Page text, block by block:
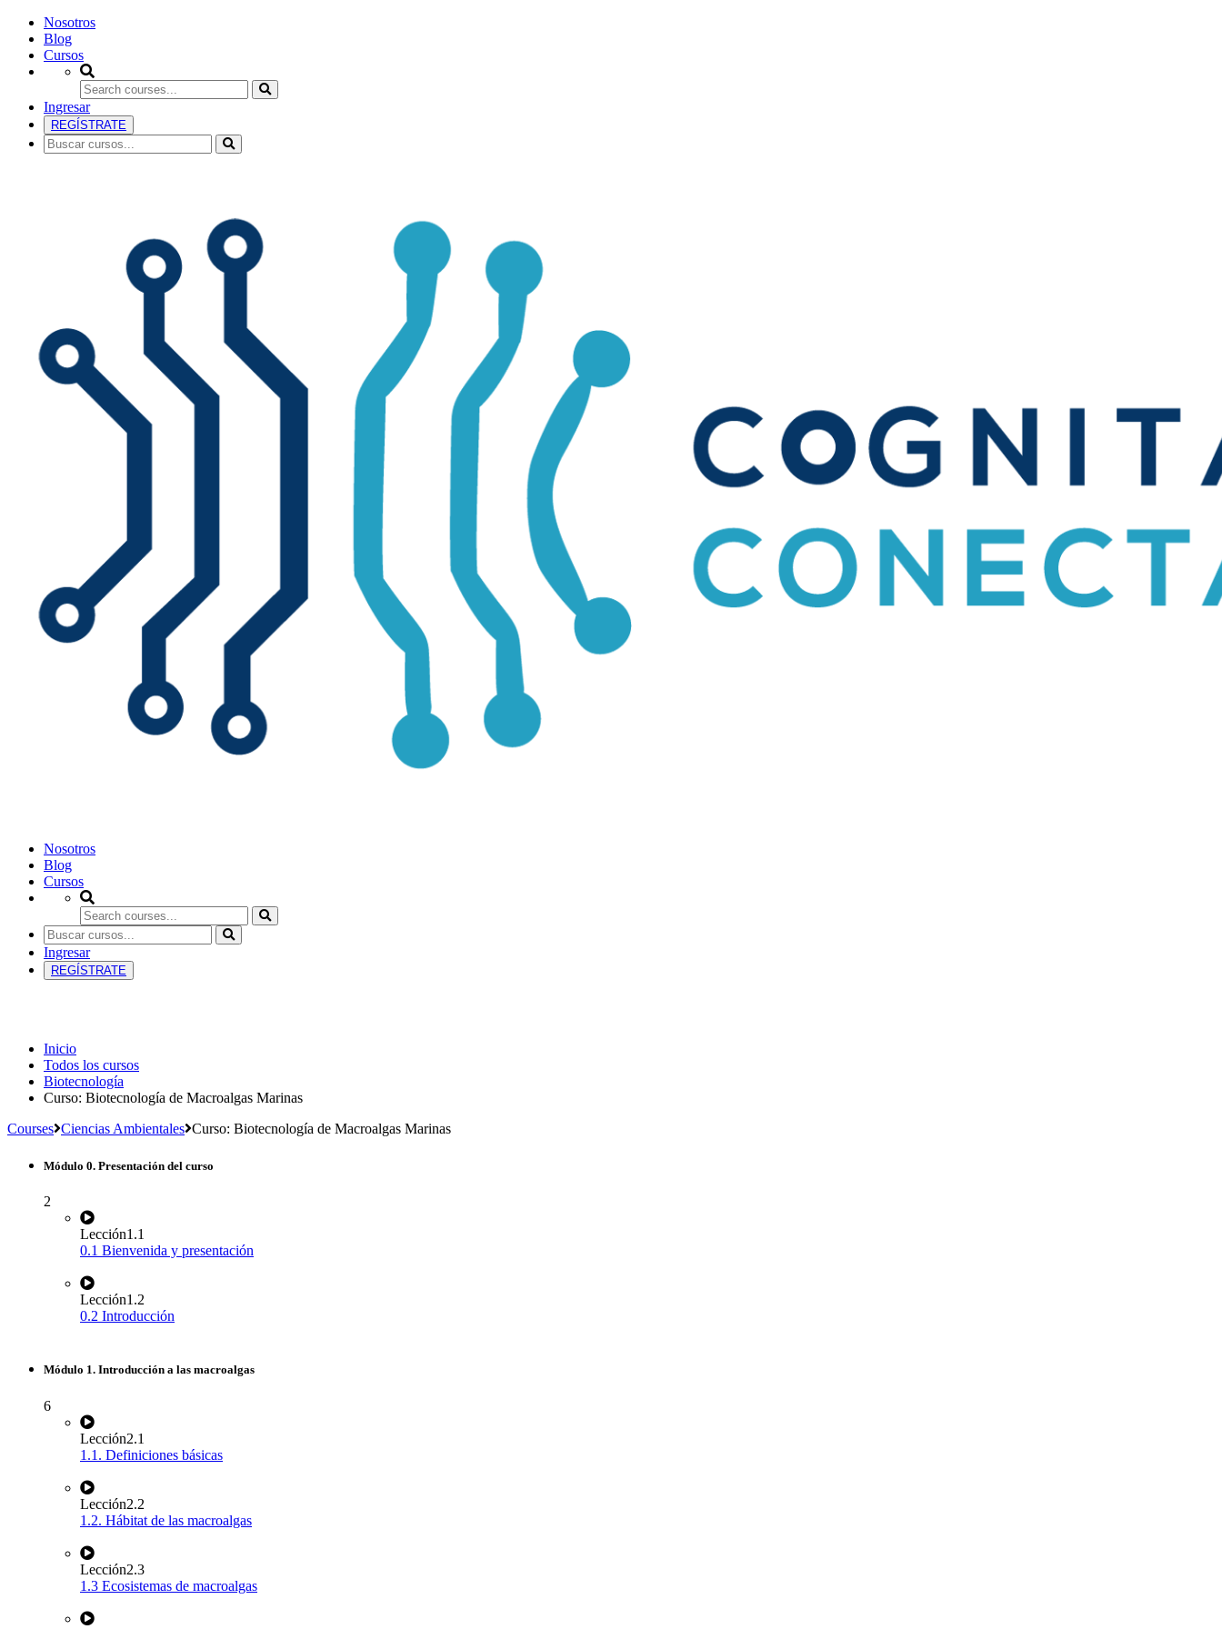
Nosotros
Blog
Cursos
Ingresar
REGÍSTRATE
Nosotros
Blog
Cursos
Ingresar
REGÍSTRATE
Inicio
Todos los cursos
Biotecnología
Curso: Biotecnología de Macroalgas Marinas
Courses Ciencias Ambientales Curso: Biotecnología de Macroalgas Marinas
Módulo 0. Presentación del curso
2
Lección1.1
0.1 Bienvenida y presentación
Lección1.2
0.2 Introducción
Módulo 1. Introducción a las macroalgas
6
Lección2.1
1.1. Definiciones básicas
Lección2.2
1.2. Hábitat de las macroalgas
Lección2.3
1.3 Ecosistemas de macroalgas